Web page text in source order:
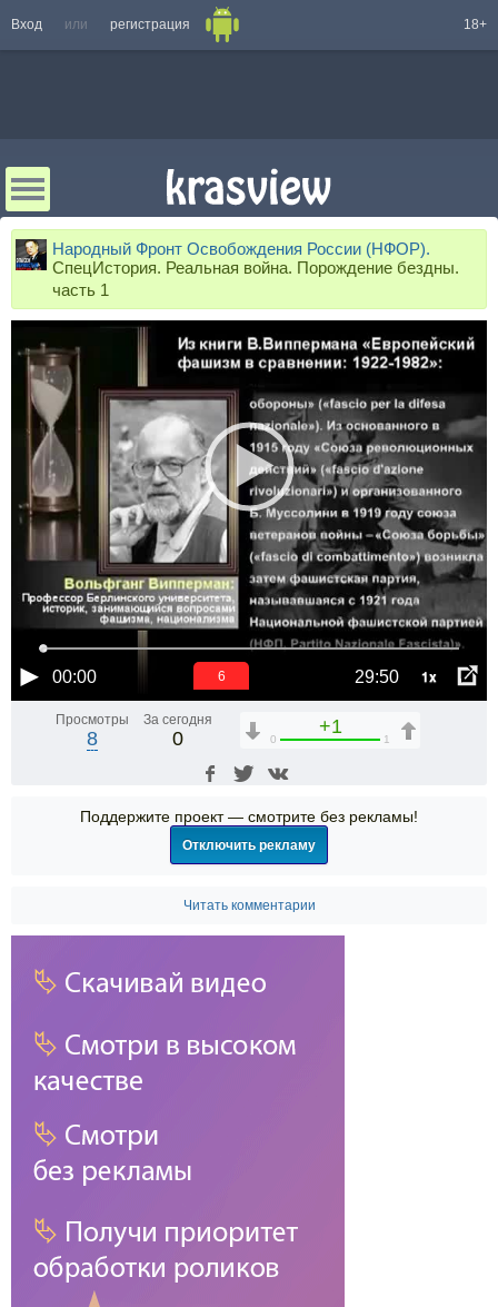
Вход или регистрация 18+
Народный Фронт Освобождения России (НФОР).
СпецИстория. Реальная война. Порождение бездны.
часть 1
00:00 29:50 1x
6
Просмотры
8
За сегодня
0
+1
0 1
Поддержите проект — смотрите без рекламы!
Отключить рекламу
Читать комментарии